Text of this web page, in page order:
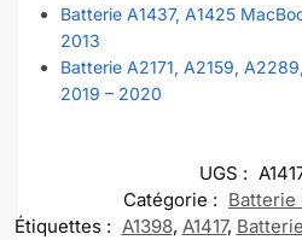
Batterie A1437, A1425
2013
Batterie A2171, A2159,
2019 – 2020
UGS :
Catégorie : Batterie
Étiquettes : A1398, A1417,